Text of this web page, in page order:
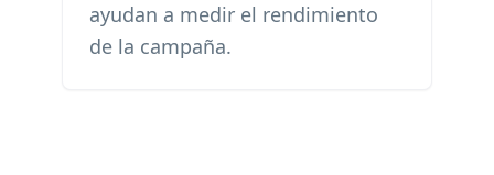
ayudan a medir el rendimiento
de la campaña.